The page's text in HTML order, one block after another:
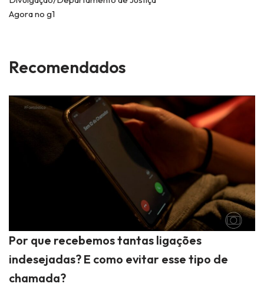
Agora no g1
Recomendados
Por que recebemos tantas ligações
indesejadas? E como evitar esse tipo de
chamada?